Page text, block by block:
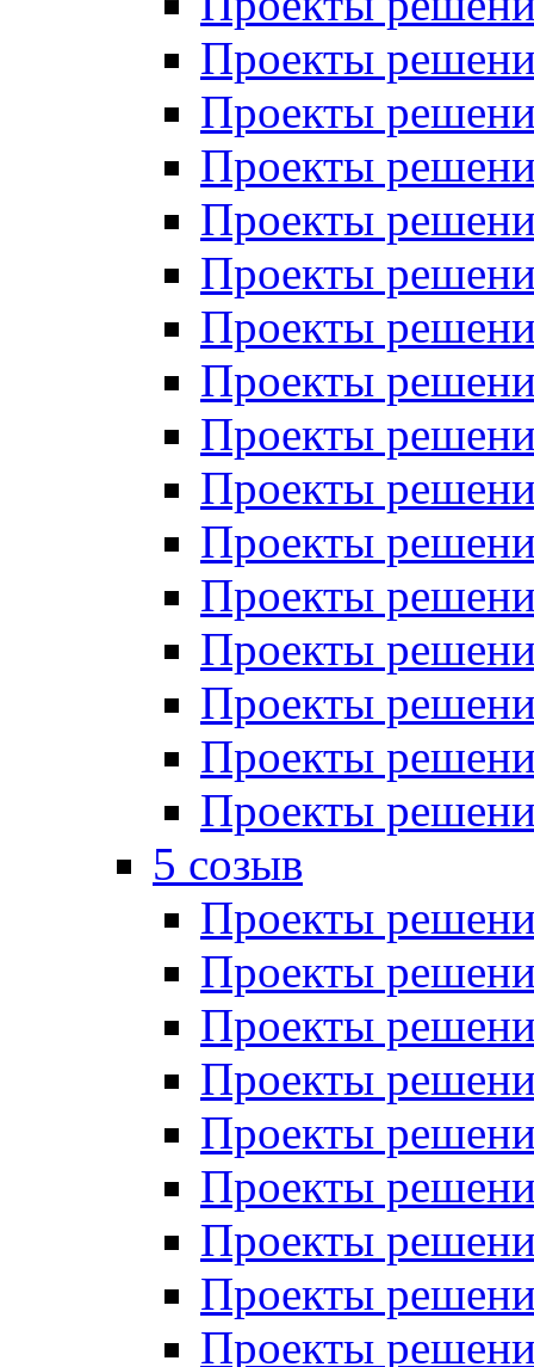
Проекты
Проекты
Проекты
Проекты
Проекты
Проекты
Проекты
Проекты
Проекты
Проекты
Проекты
Проекты
Проекты
Проекты
Проекты
5 созыв
Проекты
Проекты
Проекты
Проекты
Проекты
Проекты
Проекты
Проекты
Проекты